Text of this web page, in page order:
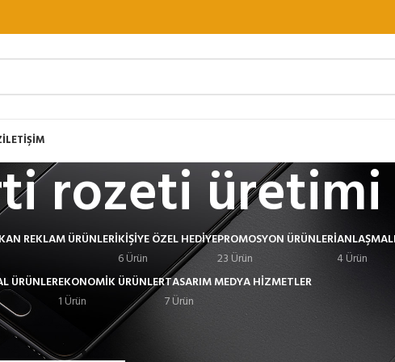
İLETİŞİM
rozeti üretimi
REKLAM ÜRÜNLERIKIŞIYE ÖZEL HEDIYE
6 Ürün
PROMOSYON ÜRÜNLERI
23 Ürün
4 Ürün
ÜRÜNLEREKONOMIK ÜRÜNLER
1 Ürün
TASARIM MEDYA HIZMETLER
7 Ürün